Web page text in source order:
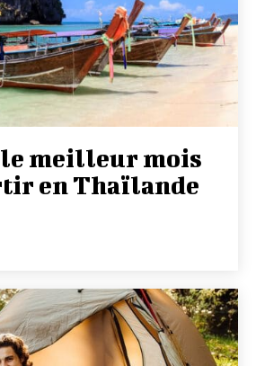
le meilleur mois
en Thaïlande